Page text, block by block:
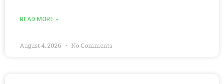
READ MORE »
August 4, 2026 No Comments